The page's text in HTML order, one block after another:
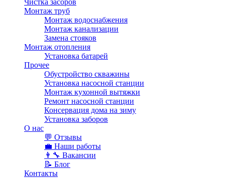
Чистка засоров
Монтаж труб
Монтаж водоснабжения
Монтаж канализации
Замена стояков
Монтаж отопления
Установка батарей
Прочее
Обустройство скважины
Установка насосной станции
Монтаж кухонной вытяжки
Ремонт насосной станции
Консервация дома на зиму
Установка заборов
О наc
💬 Отзывы
💼 Наши работы
👨‍🔧 Вакансии
📝 Блог
Контакты